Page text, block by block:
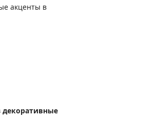
акценты в
декоративные